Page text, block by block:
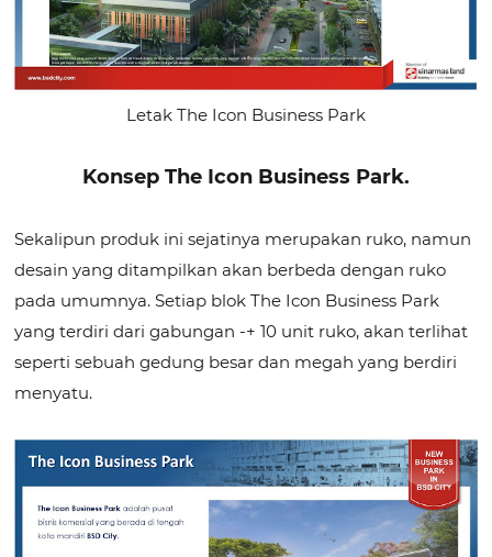
Letak The Icon Business Park
Konsep The Icon Business Park.
Sekalipun produk ini sejatinya merupakan ruko, namun
desain yang ditampilkan akan berbeda dengan ruko
pada umumnya. Setiap blok The Icon Business Park
yang terdiri dari gabungan -+ 10 unit ruko, akan terlihat
seperti sebuah gedung besar dan megah yang berdiri
menyatu.